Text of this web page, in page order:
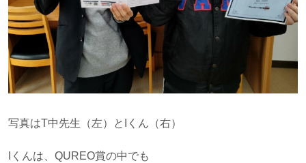
写真はT中先生（左）とIくん（右）
Iくんは、QUREO賞の中でも